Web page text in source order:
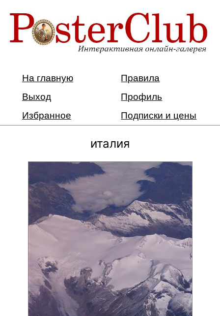
На главную
Правила
Выход
Профиль
Избранное
Подписки и цены
италия